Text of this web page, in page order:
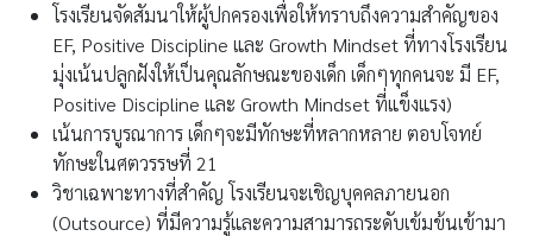
โรงเรียนจัดสัมนาให้ผู้ปกครองเพื่อให้ทราบถึงความสำคัญของ
EF, Positive Discipline และ Growth Mindset ที่ทางโรงเรียน
มุ่งเน้นปลูกฝังให้เป็นคุณลักษณะของเด็ก เด็กๆทุกคนจะ มี EF,
Positive Discipline และ Growth Mindset ที่แข็งแรง)
เน้นการบูรณาการ เด็กๆจะมีทักษะที่หลากหลาย ตอบโจทย์
ทักษะในศตวรรษที่ 21
วิชาเฉพาะทางที่สำคัญ โรงเรียนจะเชิญบุคคลภายนอก
(Outsource) ที่มีความรู้และความสามารถระดับเข้มข้นเข้ามา